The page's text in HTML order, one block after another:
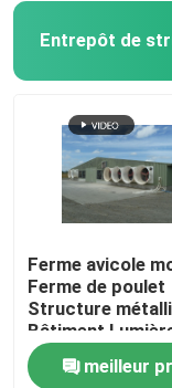
Entrepôt de
Ferme avicole
Ferme de poulet
Structure
Bâtiment
Structure
Volaillemeilleur